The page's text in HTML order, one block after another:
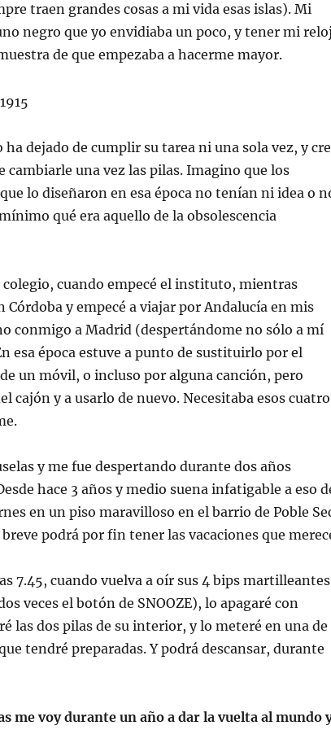
traen grandes cosas a mi vida esas islas). Mi
negro que yo envidiaba un poco, y tener mi reloj
de que empezaba a hacerme mayor.
ha dejado de cumplir su tarea ni una sola vez, y
cambiarle una vez las pilas. Imagino que los
lo diseñaron en esa época no tenían ni idea o
qué era aquello de la obsolescencia
cuando empecé el instituto, mientras
Córdoba y empecé a viajar por Andalucía en mis
conmigo a Madrid (despertándome no sólo a mí
esa época estuve a punto de sustituirlo por el
un móvil, o incluso por alguna canción, pero
cajón y a usarlo de nuevo. Necesitaba esos cuatro
y me fue despertando durante dos años
hace 3 años y medio suena infatigable a eso
en un piso maravilloso en el barrio de Poble
podrá por fin tener las vacaciones que
7.45, cuando vuelva a oír sus 4 bips martilleantes
veces el botón de SNOOZE), lo apagaré con
las dos pilas de su interior, y lo meteré en una de
tendré preparadas. Y podrá descansar, durante
me voy durante un año a dar la vuelta al mundo